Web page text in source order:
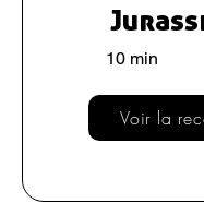
10 min
Voir la